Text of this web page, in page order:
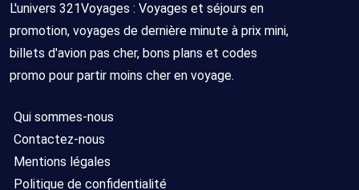
L'univers 321Voyages : Voyages et séjours en
promotion, voyages de dernière minute à prix mini,
billets d'avion pas cher, bons plans et codes
promo pour partir moins cher en voyage.
Qui sommes-nous
Contactez-nous
Mentions légales
Politique de confidentialité